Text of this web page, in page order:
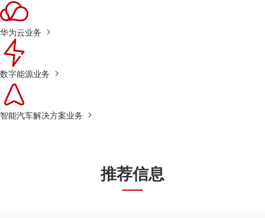
华为云业务
数字能源业务
智能汽车解决方案业务
推荐信息